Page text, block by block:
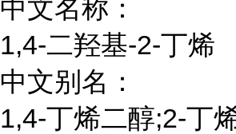
中文名称：
1,4-二羟基-2-丁烯
中文别名：
1,4-丁烯二醇;2-丁